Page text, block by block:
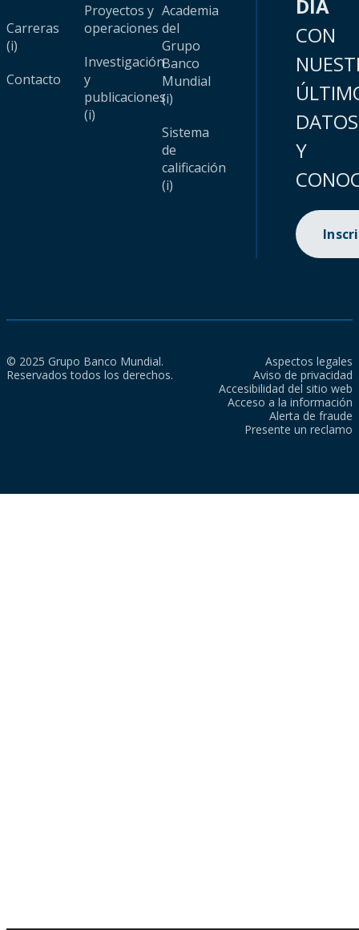
Carreras
(i)
Contacto
Proyectos y
operaciones
Investigación
y
publicaciones
(i)
Academia
del
Grupo
Banco
Mundial
(i)
Sistema
de
calificación
(i)
DÍA
CON
DATOS
Y
© 2025 Grupo Banco Mundial.
Reservados todos los derechos.
Aspectos legales
Aviso de privacidad
Accesibilidad del sitio web
Acceso a la información
Alerta de fraude
Presente un reclamo